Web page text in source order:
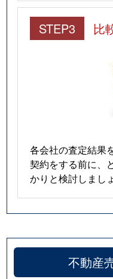
STEP3 比
各会社の査定結果
契約をする前に、
かりと検討しまし
不動産